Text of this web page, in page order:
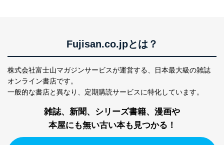
Fujisan.co.jpとは？
株式会社富士山マガジンサービスが運営する、
日本最大級の雑誌
オンライン書店です。
一般的な書店と異なり、 定期購読サービスに特化しています。
雑誌、新聞、シリーズ書籍、漫画や
本屋にも無い古い本も見つかる！